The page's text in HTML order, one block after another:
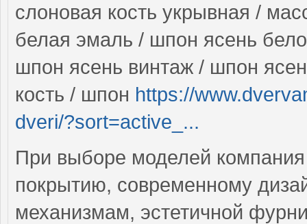
слоновая кость укрывная /
белая эмаль / шпон ясень
шпон ясень винтаж / шпон
кость / шпон https://
dveri/?sort=active_...
При выборе моделей
покрытию, современному
механизмам, эстетичной